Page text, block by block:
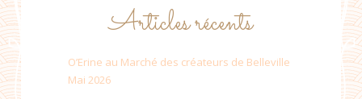
Articles récents
O’Erine au Marché des créateurs de Belleville
Mai 2026